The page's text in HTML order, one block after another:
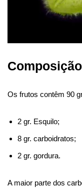
Os frutos contêm 90
2 gr. Esquilo;
8 gr. carboidratos;
2 gr. gordura.
A maior parte dos